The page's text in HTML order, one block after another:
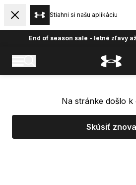
Stiahni si našu aplikáciu
End of season sale - letné zľavy
Na stránke došlo k
Skúsiť znova